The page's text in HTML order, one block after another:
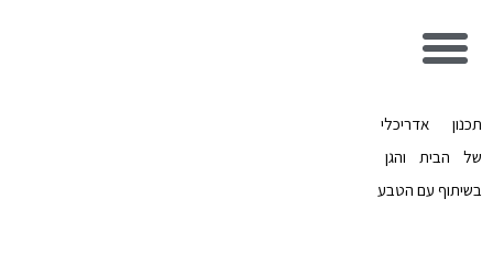
תכנון אדריכלי
של הבית והגן
בשיתוף עם הטבע